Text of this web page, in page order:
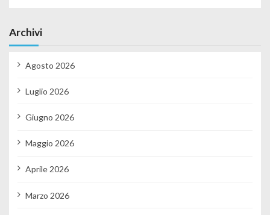
Archivi
Agosto 2026
Luglio 2026
Giugno 2026
Maggio 2026
Aprile 2026
Marzo 2026